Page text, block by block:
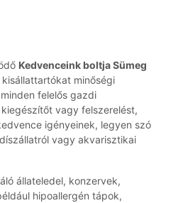
Kedvenceink boltja Sümeg
minőségi
felelős gazdi
vagy felszerelést,
igényeinek, legyen szó
vagy akvarisztikai
állateledel, konzervek,
hipoallergén tápok,